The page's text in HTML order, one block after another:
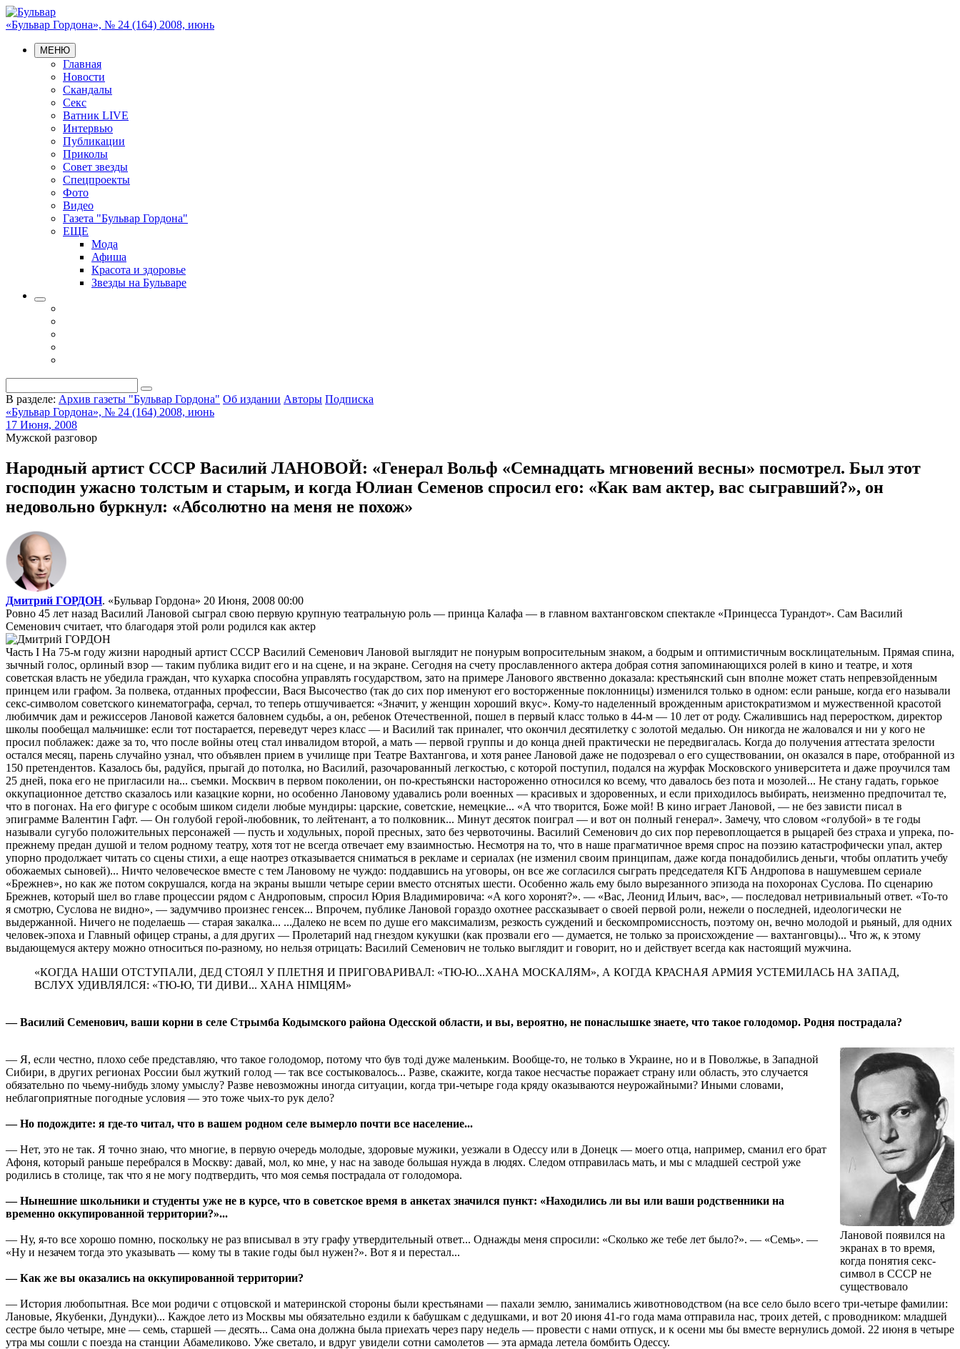
«Бульвар Гордона», № 24 (164) 2008, июнь
МЕНЮ
Главная
Новости
Скандалы
Секс
Ватник LIVE
Интервью
Публикации
Приколы
Совет звезды
Спецпроекты
Фото
Видео
Газета "Бульвар Гордона"
ЕЩЕ
Мода
Афиша
Красота и здоровье
Звезды на Бульваре
В разделе: Архив газеты "Бульвар Гордона" Об издании Авторы Подписка
«Бульвар Гордона», № 24 (164) 2008, июнь
17 Июня, 2008
Мужской разговор
Народный артист СССР Василий ЛАНОВОЙ: «Генерал Вольф «Семнадцать мгновений весны» посмотрел. Был этот
господин ужасно толстым и старым, и когда Юлиан Семенов спросил его: «Как вам актер, вас сыгравший?», он
недовольно буркнул: «Абсолютно на меня не похож»
Дмитрий ГОРДОН. «Бульвар Гордона» 20 Июня, 2008 00:00
Ровно 45 лет назад Василий Лановой сыграл свою первую крупную театральную роль — принца Калафа — в главном вахтанговском спектакле «Принцесса Турандот». Сам Василий
Семенович считает, что благодаря этой роли родился как актер
Часть I На 75-м году жизни народный артист СССР Василий Семенович Лановой выглядит не понурым вопросительным знаком, а бодрым и оптимистичным восклицательным. Прямая спина,
зычный голос, орлиный взор — таким публика видит его и на сцене, и на экране. Сегодня на счету прославленного актера добрая сотня запоминающихся ролей в кино и театре, и хотя
советская власть не убедила граждан, что кухарка способна управлять государством, зато на примере Ланового явственно доказала: крестьянский сын вполне может стать непревзойденным
принцем или графом. За полвека, отданных профессии, Вася Высочество (так до сих пор именуют его восторженные поклонницы) изменился только в одном: если раньше, когда его называли
секс-символом советского кинематографа, серчал, то теперь отшучивается: «Значит, у женщин хороший вкус». Кому-то наделенный врожденным аристократизмом и мужественной красотой
любимчик дам и режиссеров Лановой кажется баловнем судьбы, а он, ребенок Отечественной, пошел в первый класс только в 44-м — 10 лет от роду. Сжалившись над переростком, директор
школы пообещал мальчишке: если тот постарается, переведут через класс — и Василий так приналег, что окончил десятилетку с золотой медалью. Он никогда не жаловался и ни у кого не
просил поблажек: даже за то, что после войны отец стал инвалидом второй, а мать — первой группы и до конца дней практически не передвигалась. Когда до получения аттестата зрелости
остался месяц, парень случайно узнал, что объявлен прием в училище при Театре Вахтангова, и хотя ранее Лановой даже не подозревал о его существовании, он оказался в паре, отобранной из
150 претендентов. Казалось бы, радуйся, прыгай до потолка, но Василий, разочарованный легкостью, с которой поступил, подался на журфак Московского университета и даже проучился там
25 дней, пока его не пригласили на... съемки. Москвич в первом поколении, он по-крестьянски настороженно относился ко всему, что давалось без пота и мозолей... Не стану гадать, горькое
оккупационное детство сказалось или казацкие корни, но особенно Лановому удавались роли военных — красивых и здоровенных, и если приходилось выбирать, неизменно предпочитал те,
что в погонах. На его фигуре с особым шиком сидели любые мундиры: царские, советские, немецкие... «А что творится, Боже мой! В кино играет Лановой, — не без зависти писал в
эпиграмме Валентин Гафт. — Он голубой герой-любовник, то лейтенант, а то полковник... Минут десяток поиграл — и вот он полный генерал». Замечу, что словом «голубой» в те годы
называли сугубо положительных персонажей — пусть и ходульных, порой пресных, зато без червоточины. Василий Семенович до сих пор перевоплощается в рыцарей без страха и упрека, по-
прежнему предан душой и телом родному театру, хотя тот не всегда отвечает ему взаимностью. Несмотря на то, что в наше прагматичное время спрос на поэзию катастрофически упал, актер
упорно продолжает читать со сцены стихи, а еще наотрез отказывается сниматься в рекламе и сериалах (не изменил своим принципам, даже когда понадобились деньги, чтобы оплатить учебу
обожаемых сыновей)... Ничто человеческое вместе с тем Лановому не чуждо: поддавшись на уговоры, он все же согласился сыграть председателя КГБ Андропова в нашумевшем сериале
«Брежнев», но как же потом сокрушался, когда на экраны вышли четыре серии вместо отснятых шести. Особенно жаль ему было вырезанного эпизода на похоронах Суслова. По сценарию
Брежнев, который шел во главе процессии рядом с Андроповым, спросил Юрия Владимировича: «А кого хоронят?». — «Вас, Леонид Ильич, вас», — последовал нетривиальный ответ. «То-то
я смотрю, Суслова не видно», — задумчиво произнес генсек... Впрочем, публике Лановой гораздо охотнее рассказывает о своей первой роли, нежели о последней, идеологически не
выдержанной. Ничего не поделаешь — старая закалка... ...Далеко не всем по душе его максимализм, резкость суждений и бескомпромиссность, поэтому он, вечно молодой и рьяный, для одних
человек-эпоха и Главный офицер страны, а для других — Пролетарий над гнездом кукушки (как прозвали его — думается, не только за происхождение — вахтанговцы)... Что ж, к этому
выдающемуся актеру можно относиться по-разному, но нельзя отрицать: Василий Семенович не только выглядит и говорит, но и действует всегда как настоящий мужчина.
«КОГДА НАШИ ОТСТУПАЛИ, ДЕД СТОЯЛ У ПЛЕТНЯ И ПРИГОВАРИВАЛ: «ТЮ-Ю...ХАНА МОСКАЛЯМ», А КОГДА КРАСНАЯ АРМИЯ УСТЕМИЛАСЬ НА ЗАПАД,
ВСЛУХ УДИВЛЯЛСЯ: «ТЮ-Ю, ТИ ДИВИ... ХАНА НIМЦЯМ»
— Василий Семенович, ваши корни в селе Стрымба Кодымского района Одесской области, и вы, вероятно, не понаслышке знаете, что такое голодомор. Родня пострадала?
Лановой появился на
экранах в то время,
когда понятия секс-
символ в СССР не
существовало
— Я, если честно, плохо себе представляю, что такое голодомор, потому что був тодi дуже маленьким. Вообще-то, не только в Украине, но и в Поволжье, в Западной
Сибири, в других регионах России был жуткий голод — так все состыковалось... Разве, скажите, когда такое несчастье поражает страну или область, это случается
обязательно по чьему-нибудь злому умыслу? Разве невозможны иногда ситуации, когда три-четыре года кряду оказываются неурожайными? Иными словами,
неблагоприятные погодные условия — это тоже чьих-то рук дело?
— Но подождите: я где-то читал, что в вашем родном селе вымерло почти все население...
— Нет, это не так. Я точно знаю, что многие, в первую очередь молодые, здоровые мужики, уезжали в Одессу или в Донецк — моего отца, например, сманил его брат
Афоня, который раньше перебрался в Москву: давай, мол, ко мне, у нас на заводе большая нужда в людях. Следом отправилась мать, и мы с младшей сестрой уже
родились в столице, так что я не могу подтвердить, что моя семья пострадала от голодомора.
— Нынешние школьники и студенты уже не в курсе, что в советское время в анкетах значился пункт: «Находились ли вы или ваши родственники на
временно оккупированной территории?»...
— Ну, я-то все хорошо помню, поскольку не раз вписывал в эту графу утвердительный ответ... Однажды меня спросили: «Сколько же тебе лет было?». — «Семь». —
«Ну и незачем тогда это указывать — кому ты в такие годы был нужен?». Вот я и перестал...
— Как же вы оказались на оккупированной территории?
— История любопытная. Все мои родичи с отцовской и материнской стороны были крестьянами — пахали землю, занимались животноводством (на все село было всего три-четыре фамилии:
Лановые, Якубенки, Дундуки)... Каждое лето из Москвы мы обязательно ездили к бабушкам с дедушками, и вот 20 июня 41-го года мама отправила нас, троих детей, с проводником: младшей
сестре было четыре, мне — семь, старшей — десять... Сама она должна была приехать через пару недель — провести с нами отпуск, и к осени мы бы вместе вернулись домой. 22 июня в четыре
утра мы сошли с поезда на станции Абамеликово. Уже светало, и вдруг увидели сотни самолетов — эта армада летела бомбить Одессу.